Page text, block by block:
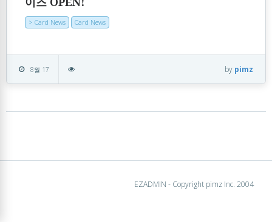
> Card News Card News
8월 17 by pimz
EZADMIN - Copyright pimz Inc. 2004